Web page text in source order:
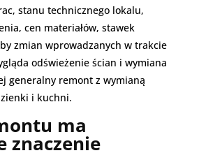
stanu technicznego lokalu,
cen materiałów, stawek
zmian wprowadzanych w trakcie
odświeżenie ścian i wymiana
generalny remont z wymianą
i kuchni.
ma
znaczenie